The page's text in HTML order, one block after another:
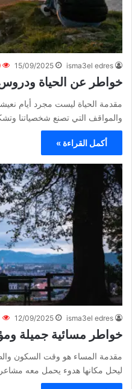
isma3el edres
15/09/2025
خواطر عن الحياة
مقدمة الحياة ليست مجرد أيام
والمواقف التي تصنع شخصياتنا
أكمل القراءة »
isma3el edres
12/09/2025
خواطر مسائية جميلة
مقدمة المساء هو وقت السكون
ليحل مكانها هدوء يحمل معه